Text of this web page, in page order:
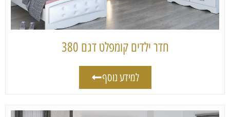
חדר ילדים קומפלט דגם 380
למידע נוסף